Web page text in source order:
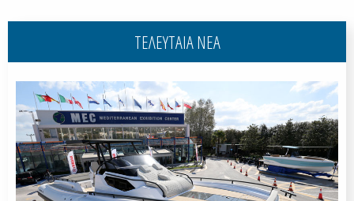
ΤΕΛΕΥΤΑΙΑ ΝΕΑ